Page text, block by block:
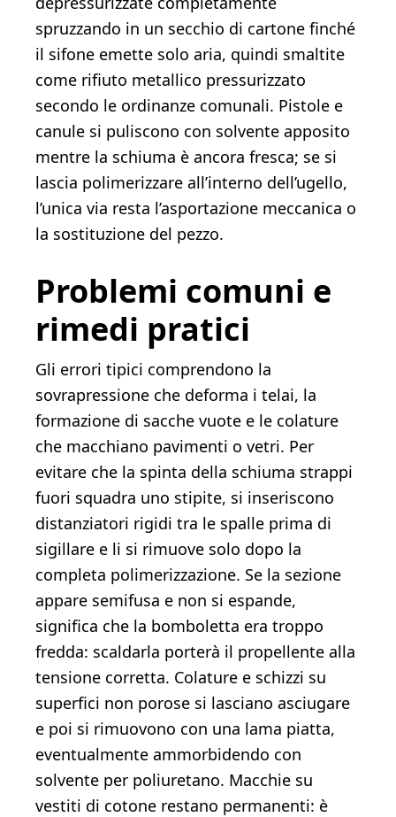
spruzzando in un secchio di cartone finché
il sifone emette solo aria, quindi smaltite
come rifiuto metallico pressurizzato
secondo le ordinanze comunali. Pistole e
canule si puliscono con solvente apposito
mentre la schiuma è ancora fresca; se si
lascia polimerizzare all’interno dell’ugello,
l’unica via resta l’asportazione meccanica o
la sostituzione del pezzo.
Problemi comuni e
rimedi pratici
Gli errori tipici comprendono la
sovrapressione che deforma i telai, la
formazione di sacche vuote e le colature
che macchiano pavimenti o vetri. Per
evitare che la spinta della schiuma strappi
fuori squadra uno stipite, si inseriscono
distanziatori rigidi tra le spalle prima di
sigillare e li si rimuove solo dopo la
completa polimerizzazione. Se la sezione
appare semifusa e non si espande,
significa che la bomboletta era troppo
fredda: scaldarla porterà il propellente alla
tensione corretta. Colature e schizzi su
superfici non porose si lasciano asciugare
e poi si rimuovono con una lama piatta,
eventualmente ammorbidendo con
solvente per poliuretano. Macchie su
vestiti di cotone restano permanenti: è